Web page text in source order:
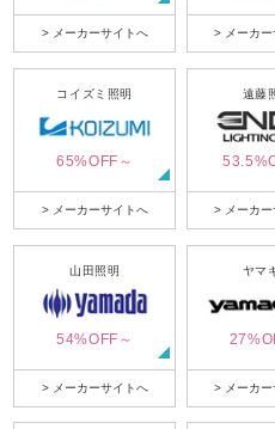
> メーカーサイトへ > メーカ
コイズミ照明
65%OFF～
> メーカーサイトへ
遠藤
> メーカ
山田照明
54%OFF～
> メーカーサイトへ
ヤマ
> メーカ